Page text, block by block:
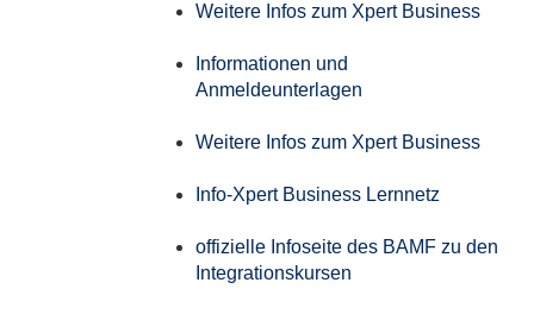
Weitere Infos zum Xpert Business
Informationen und
Anmeldeunterlagen
Weitere Infos zum Xpert Business
Info-Xpert Business Lernnetz
offizielle Infoseite des BAMF zu den
Integrationskursen